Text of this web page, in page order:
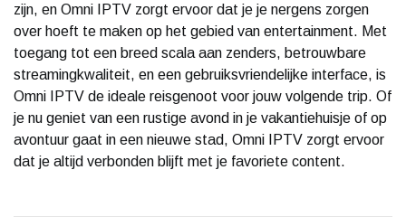
zijn, en Omni IPTV zorgt ervoor dat je je nergens zorgen
over hoeft te maken op het gebied van entertainment. Met
toegang tot een breed scala aan zenders, betrouwbare
streamingkwaliteit, en een gebruiksvriendelijke interface, is
Omni IPTV de ideale reisgenoot voor jouw volgende trip. Of
je nu geniet van een rustige avond in je vakantiehuisje of op
avontuur gaat in een nieuwe stad, Omni IPTV zorgt ervoor
dat je altijd verbonden blijft met je favoriete content.